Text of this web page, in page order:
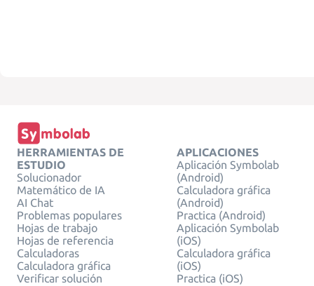
HERRAMIENTAS DE
ESTUDIO
Solucionador
Matemático de IA
AI Chat
Problemas populares
Hojas de trabajo
Hojas de referencia
Calculadoras
Calculadora gráfica
Verificar solución
APLICACIONES
Aplicación Symbolab
(Android)
Calculadora gráfica
(Android)
Practica (Android)
Aplicación Symbolab
(iOS)
Calculadora gráfica
(iOS)
Practica (iOS)